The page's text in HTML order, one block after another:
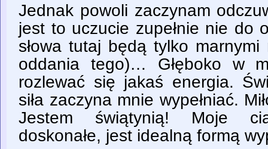
Jednak powoli zaczynam
jest to uczucie zupełnie nie do
słowa tutaj będą tylko
oddania tego)… Głęboko w
rozlewać się jakaś energia.
siła zaczyna mnie wypełniać.
Jestem świątynią! Moje
doskonałe, jest idealną formą